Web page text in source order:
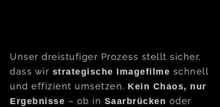
Unser dreistufiger Prozess stellt sicher,
dass wir strategische Imagefilme schnell
und effizient umsetzen. Kein Chaos, nur
Ergebnisse – ob in Saarbrücken oder